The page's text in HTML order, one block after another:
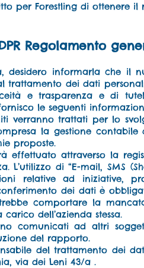
per Forestling di ottenere il
Regolamento
desidero informarla che il
trattamento dei dati
e trasparenza e di
le seguenti
verranno trattati per lo
la gestione
proposte.
effettuato attraverso la
L’utilizzo di “E-mail, SMS
relative ad iniziative,
dei dati è
comportare la
dell’azienda stessa.
comunicati ad altri
del rapporto.
del trattamento dei
via dei Leni 43/a .